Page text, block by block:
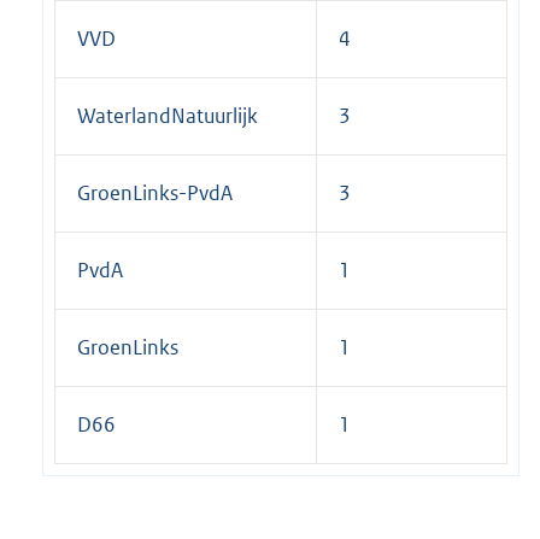
VVD 4
WaterlandNatuurlijk 3
GroenLinks-PvdA 3
PvdA 1
GroenLinks 1
D66 1